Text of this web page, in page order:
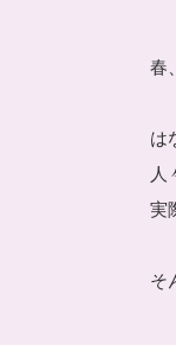
春
は
人
実
そ